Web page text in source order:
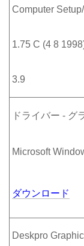
Computer
1.75 C (4 8
3.9
ドライバー - グ
Microsoft
ダウンロード
Deskpro